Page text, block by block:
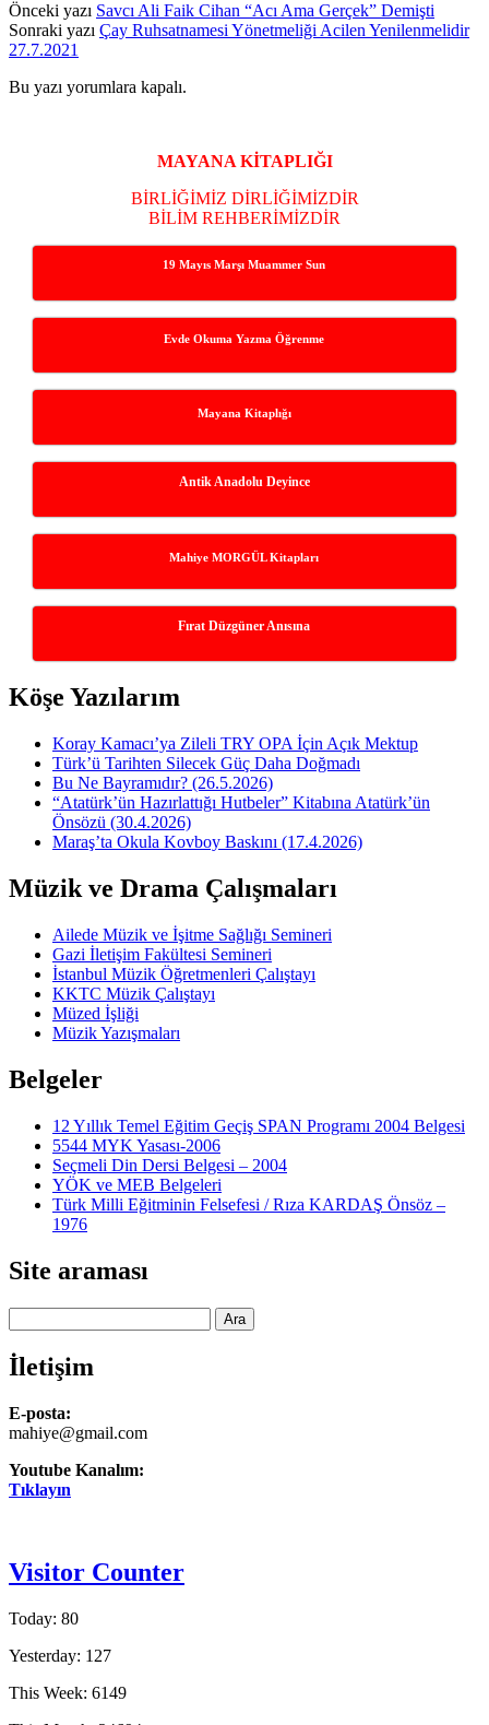
Önceki yazı Savcı Ali Faik Cihan “Acı Ama Gerçek” Demişti
Sonraki yazı Çay Ruhsatnamesi Yönetmeliği Acilen Yenilenmelidir
27.7.2021
Bu yazı yorumlara kapalı.
MAYANA KİTAPLIĞI
BİRLİĞİMİZ DİRLİĞİMİZDİR
BİLİM REHBERİMİZDİR
19 Mayıs Marşı Muammer Sun
Evde Okuma Yazma Öğrenme
Mayana Kitaplığı
Antik Anadolu Deyince
Mahiye MORGÜL Kitapları
Fırat Düzgüner Anısına
Köşe Yazılarım
Koray Kamacı’ya Zileli TRY OPA İçin Açık Mektup
Türk’ü Tarihten Silecek Güç Daha Doğmadı
Bu Ne Bayramıdır? (26.5.2026)
“Atatürk’ün Hazırlattığı Hutbeler” Kitabına Atatürk’ün
Önsözü (30.4.2026)
Maraş’ta Okula Kovboy Baskını (17.4.2026)
Müzik ve Drama Çalışmaları
Ailede Müzik ve İşitme Sağlığı Semineri
Gazi İletişim Fakültesi Semineri
İstanbul Müzik Öğretmenleri Çalıştayı
KKTC Müzik Çalıştayı
Müzed İşliği
Müzik Yazışmaları
Belgeler
12 Yıllık Temel Eğitim Geçiş SPAN Programı 2004 Belgesi
5544 MYK Yasası-2006
Seçmeli Din Dersi Belgesi – 2004
YÖK ve MEB Belgeleri
Türk Milli Eğitminin Felsefesi / Rıza KARDAŞ Önsöz –
1976
Site araması
İletişim
E-posta:
mahiye@gmail.com
Youtube Kanalım:
Tıklayın
Visitor Counter
Today: 80
Yesterday: 127
This Week: 6149